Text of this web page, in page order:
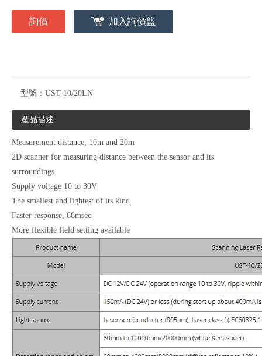
詢價 加入詢價籃
型號： UST-10/20LN
產品描述
Measurement distance, 10m and 20m
2D scanner for measuring distance between the sensor and its
surroundings.
Supply voltage 10 to 30V
The smallest and lightest of its kind
Faster response, 66msec
More flexible field setting available